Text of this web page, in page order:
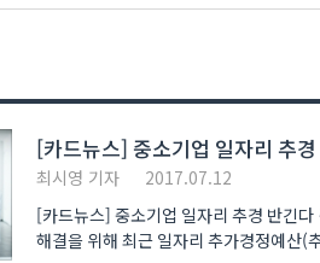
[카드뉴스] 중소기업 일자리 추
최시영 기자
2017.07.12
[카드뉴스] 중소기업 일자리 추경 반긴
해결을 위해 최근 일자리 추가경정예산(